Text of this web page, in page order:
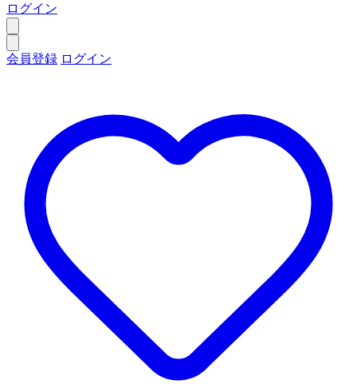
ログイン
会員登録 ログイン